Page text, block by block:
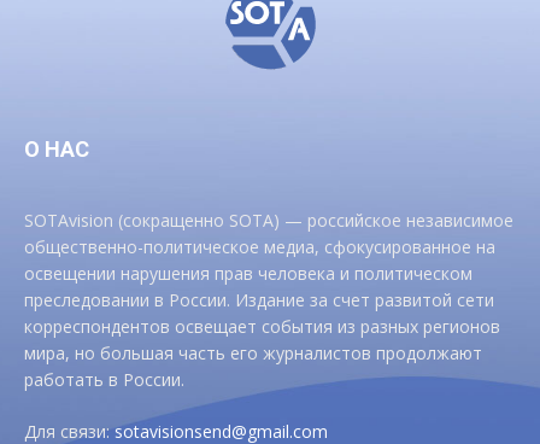
О НАС
SOTAvision (сокращенно SOTA) — российское независимое
общественно-политическое медиа, сфокусированное на
освещении нарушения прав человека и политическом
преследовании в России. Издание за счет развитой сети
корреспондентов освещает события из разных регионов
мира, но большая часть его журналистов продолжают
работать в России.
Для связи:sotavisionsend@gmail.com